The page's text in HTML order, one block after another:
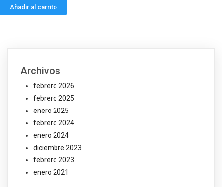
Añadir al carrito
Archivos
febrero 2026
febrero 2025
enero 2025
febrero 2024
enero 2024
diciembre 2023
febrero 2023
enero 2021